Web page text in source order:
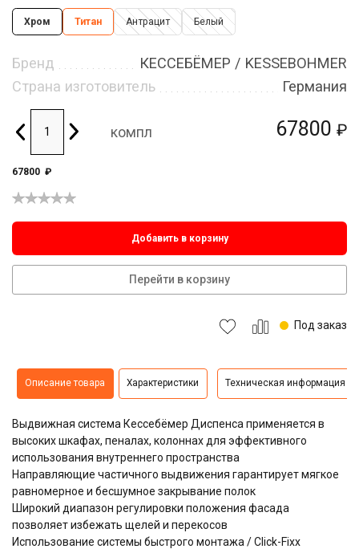
67800 ₽
Хром Титан Антрацит Белый
Бренд
КЕССЕБЁМЕР / KESSEBOHMER
Страна изготовитель
Германия
компл
67800 ₽
Добавить в корзину
Перейти в корзину
Под заказ
Описание товара Характеристики Техническая информация
Выдвижная система Кессебёмер Диспенса применяется в
высоких шкафах, пеналах, колоннах для эффективного
использования внутреннего пространства
Направляющие частичного выдвижения гарантирует мягкое
равномерное и бесшумное закрывание полок
Широкий диапазон регулировки положения фасада
позволяет избежать щелей и перекосов
Использование системы быстрого монтажа / Click-Fixx